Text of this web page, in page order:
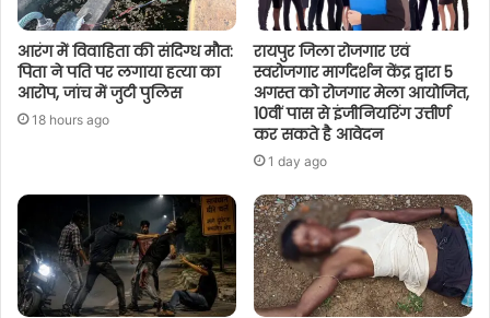
आरंग में विवाहिता की संदिग्ध मौत:
पिता ने पति पर लगाया हत्या का
आरोप, जांच में जुटी पुलिस
18 hours ago
रायपुर जिला रोजगार एवं
स्वरोजगार मार्गदर्शन केंद्र द्वारा 5
अगस्त को रोजगार मेला आयोजित,
10वीं पास से इंजीनियरिंग उत्तीर्ण
कर सकते है आवेदन
1 day ago